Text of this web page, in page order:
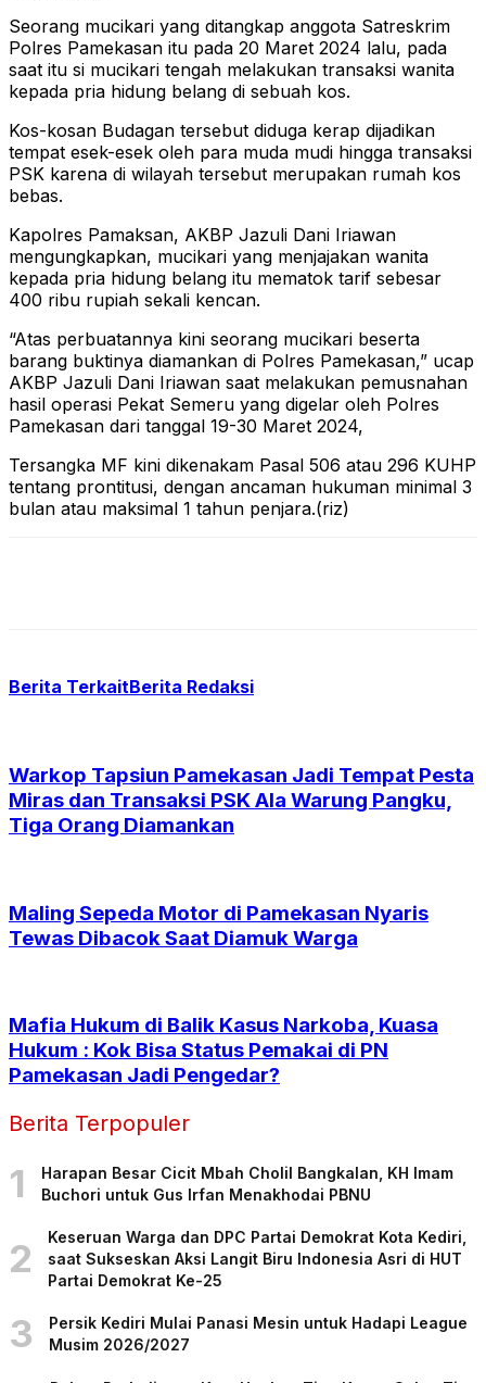
Seorang mucikari yang ditangkap anggota Satreskrim
Polres Pamekasan itu pada 20 Maret 2024 lalu, pada
saat itu si mucikari tengah melakukan transaksi wanita
kepada pria hidung belang di sebuah kos.
Kos-kosan Budagan tersebut diduga kerap dijadikan
tempat esek-esek oleh para muda mudi hingga transaksi
PSK karena di wilayah tersebut merupakan rumah kos
bebas.
Kapolres Pamaksan, AKBP Jazuli Dani Iriawan
mengungkapkan, mucikari yang menjajakan wanita
kepada pria hidung belang itu mematok tarif sebesar
400 ribu rupiah sekali kencan.
“Atas perbuatannya kini seorang mucikari beserta
barang buktinya diamankan di Polres Pamekasan,” ucap
AKBP Jazuli Dani Iriawan saat melakukan pemusnahan
hasil operasi Pekat Semeru yang digelar oleh Polres
Pamekasan dari tanggal 19-30 Maret 2024,
Tersangka MF kini dikenakam Pasal 506 atau 296 KUHP
tentang prontitusi, dengan ancaman hukuman minimal 3
bulan atau maksimal 1 tahun penjara.(riz)
Berita TerkaitBerita Redaksi
Warkop Tapsiun Pamekasan Jadi Tempat Pesta
Miras dan Transaksi PSK Ala Warung Pangku,
Tiga Orang Diamankan
Maling Sepeda Motor di Pamekasan Nyaris
Tewas Dibacok Saat Diamuk Warga
Mafia Hukum di Balik Kasus Narkoba, Kuasa
Hukum : Kok Bisa Status Pemakai di PN
Pamekasan Jadi Pengedar?
Berita Terpopuler
1
Harapan Besar Cicit Mbah Cholil Bangkalan, KH Imam
Buchori untuk Gus Irfan Menakhodai PBNU
2
Keseruan Warga dan DPC Partai Demokrat Kota Kediri,
saat Sukseskan Aksi Langit Biru Indonesia Asri di HUT
Partai Demokrat Ke-25
3
Persik Kediri Mulai Panasi Mesin untuk Hadapi League
Musim 2026/2027